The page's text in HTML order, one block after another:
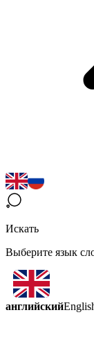
Искать
Выберите язык
английский